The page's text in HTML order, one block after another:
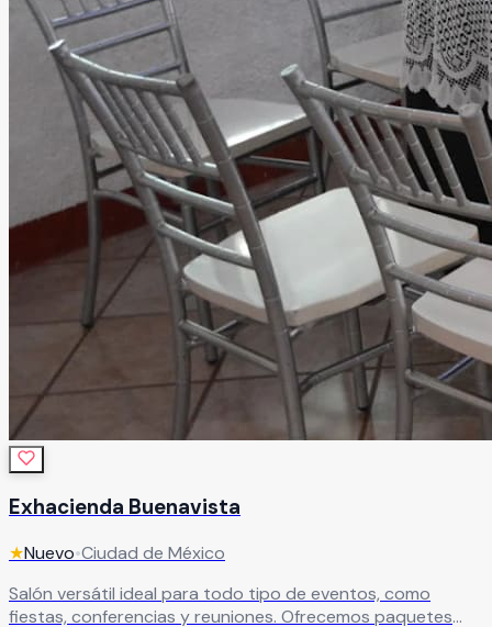
Exhacienda Buenavista
★Nuevo•Ciudad de México
Salón versátil ideal para todo tipo de eventos, como
fiestas, conferencias y reuniones. Ofrecemos paquetes